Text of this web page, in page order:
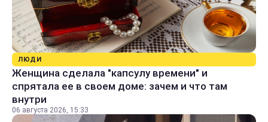
ЛЮДИ
Женщина сделала "капсулу времени" и
спрятала ее в своем доме: зачем и что там
внутри
06 августа 2026, 15:33